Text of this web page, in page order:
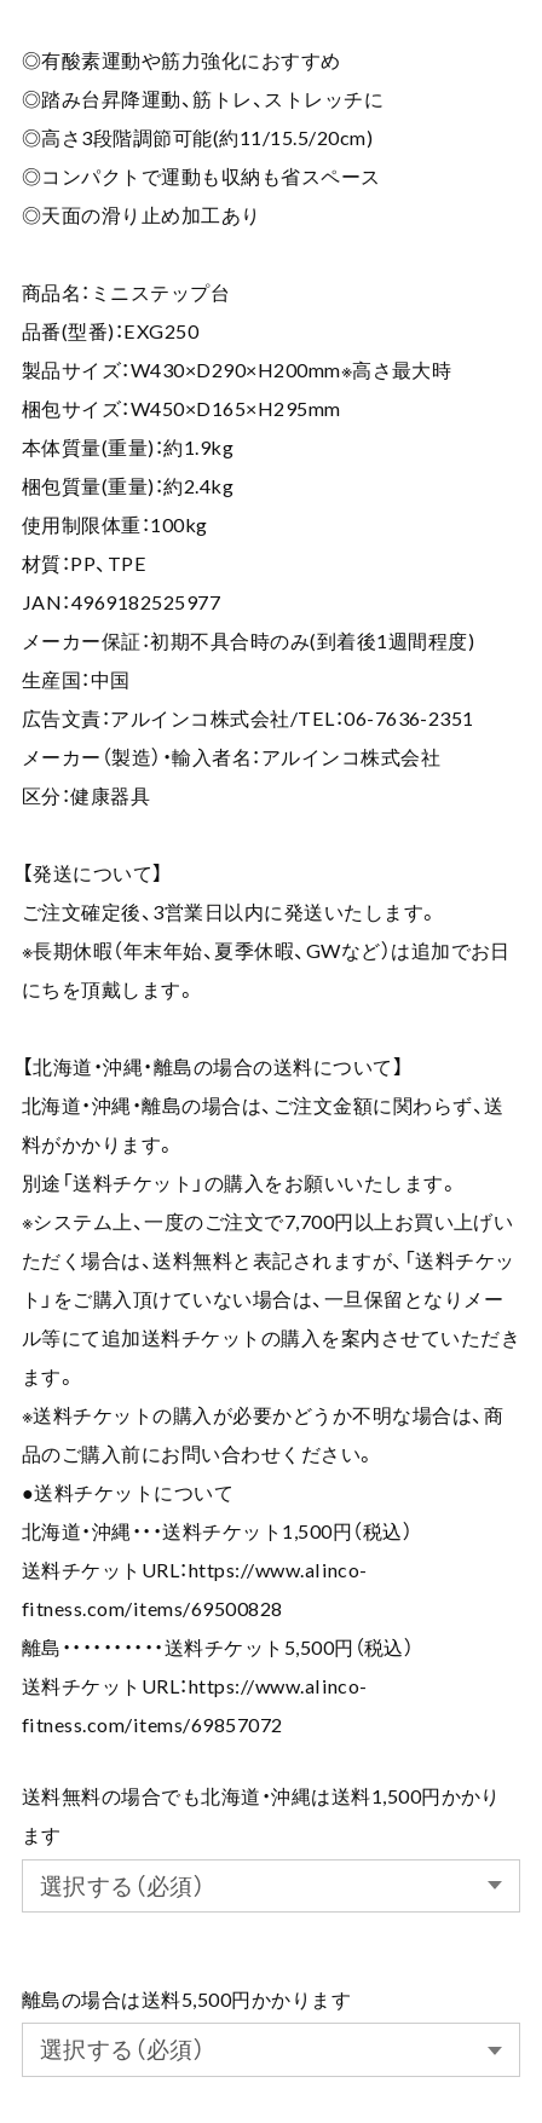
◎有酸素運動や筋力強化におすすめ
◎踏み台昇降運動、筋トレ、ストレッチに
◎高さ3段階調節可能(約11/15.5/20cm)
◎コンパクトで運動も収納も省スペース
◎天面の滑り止め加工あり
商品名：ミニステップ台
品番(型番)：EXG250
製品サイズ：W430×D290×H200mm※高さ最大時
梱包サイズ：W450×D165×H295mm
本体質量(重量)：約1.9kg
梱包質量(重量)：約2.4kg
使用制限体重：100kg
材質：PP、TPE
JAN：4969182525977
メーカー保証：初期不具合時のみ(到着後1週間程度)
生産国：中国
広告文責：アルインコ株式会社/TEL：06-7636-2351
メーカー（製造）・輸入者名：アルインコ株式会社
区分：健康器具
【発送について】
ご注文確定後、3営業日以内に発送いたします。
※長期休暇（年末年始、夏季休暇、GWなど）は追加でお日
にちを頂戴します。
【北海道・沖縄・離島の場合の送料について】
北海道・沖縄・離島の場合は、ご注文金額に関わらず、送
料がかかります。
別途「送料チケット」の購入をお願いいたします。
※システム上、一度のご注文で7,700円以上お買い上げい
ただく場合は、送料無料と表記されますが、「送料チケッ
ト」をご購入頂けていない場合は、一旦保留となりメー
ル等にて追加送料チケットの購入を案内させていただき
ます。
※送料チケットの購入が必要かどうか不明な場合は、商
品のご購入前にお問い合わせください。
●送料チケットについて
北海道・沖縄・・・送料チケット1,500円（税込）
送料チケットURL：https://www.alinco-
fitness.com/items/69500828
離島・・・・・・・・・・送料チケット5,500円（税込）
送料チケットURL：https://www.alinco-
fitness.com/items/69857072
送料無料の場合でも北海道・沖縄は送料1,500円かかり
ます
離島の場合は送料5,500円かかります